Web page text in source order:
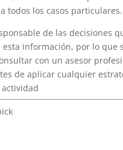
todos los casos particulares.
de las decisiones
esta información, por lo que
con un asesor
de aplicar cualquier